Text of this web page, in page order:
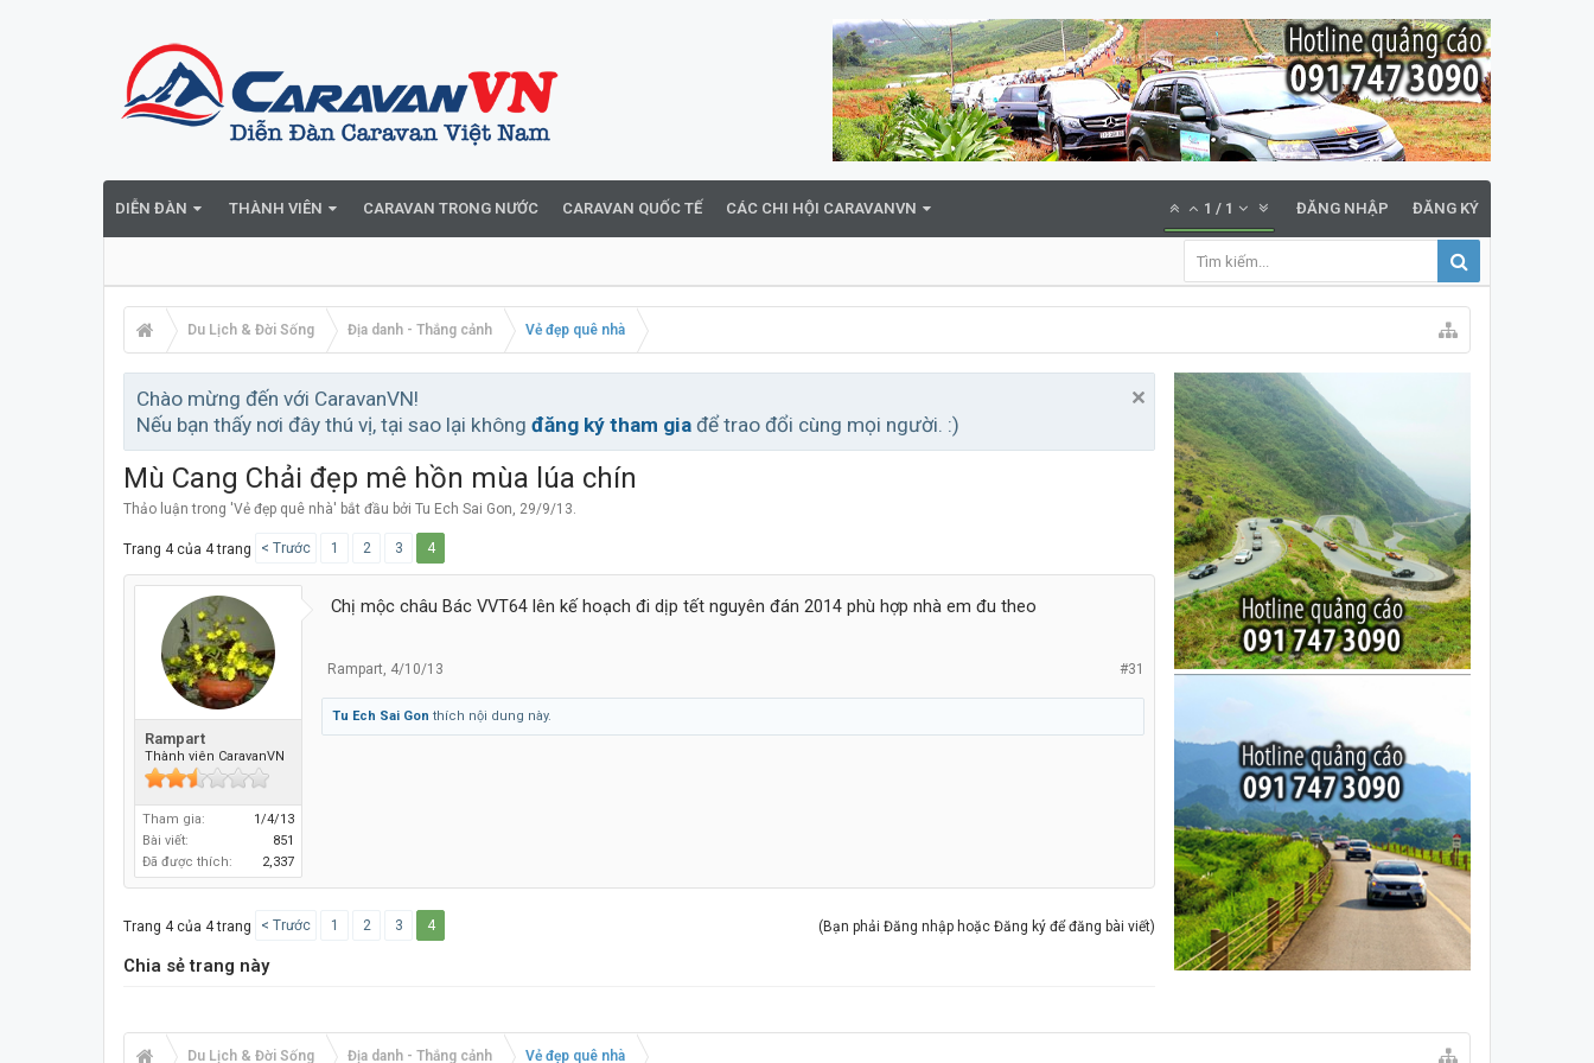
DIỄN ĐÀN THÀNH VIÊN CARAVAN TRONG NƯỚC CARAVAN QUỐC TẾ CÁC CHI HỘI CARAVANVN 1 / 1 ĐĂNG NHẬP ĐĂNG KÝ
Du Lịch & Đời Sống Địa danh - Thắng cảnh Vẻ đẹp quê nhà
Chào mừng đến với CaravanVN!
Nếu bạn thấy nơi đây thú vị, tại sao lại không đăng ký tham gia để trao đổi cùng mọi người. :)
Mù Cang Chải đẹp mê hồn mùa lúa chín
Thảo luận trong 'Vẻ đẹp quê nhà' bắt đầu bởi Tu Ech Sai Gon, 29/9/13.
Trang 4 của 4 trang < Trước 1 2 3 4
Rampart
Thành viên CaravanVN
Tham gia:
1/4/13
Bài viết:
851
Đã được thích:
2,337
Chị mộc châu Bác VVT64 lên kế hoạch đi dịp tết nguyên đán 2014 phù hợp nhà em đu theo
#31
Rampart, 4/10/13
Tu Ech Sai Gon thích nội dung này.
(Bạn phải Đăng nhập hoặc Đăng ký để đăng bài viết)
Trang 4 của 4 trang < Trước 1 2 3 4
Chia sẻ trang này
Du Lịch & Đời Sống Địa danh - Thắng cảnh Vẻ đẹp quê nhà